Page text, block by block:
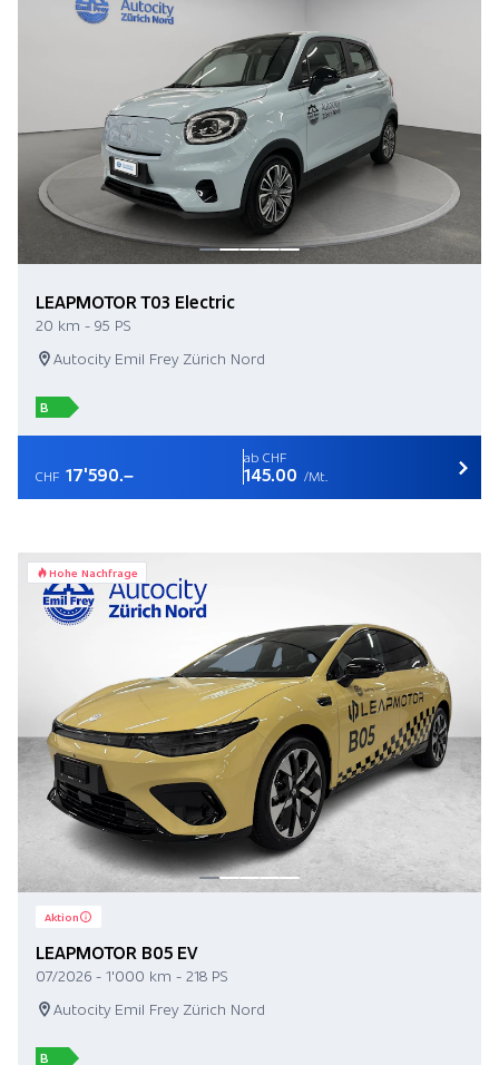
LEAPMOTOR T03 Electric
20 km - 95 PS
Autocity Emil Frey Zürich Nord
B
CHF 17'590.–
ab CHF
145.00 /Mt.
Hohe Nachfrage
Aktion
LEAPMOTOR B05 EV
07/2026 - 1'000 km - 218 PS
Autocity Emil Frey Zürich Nord
B